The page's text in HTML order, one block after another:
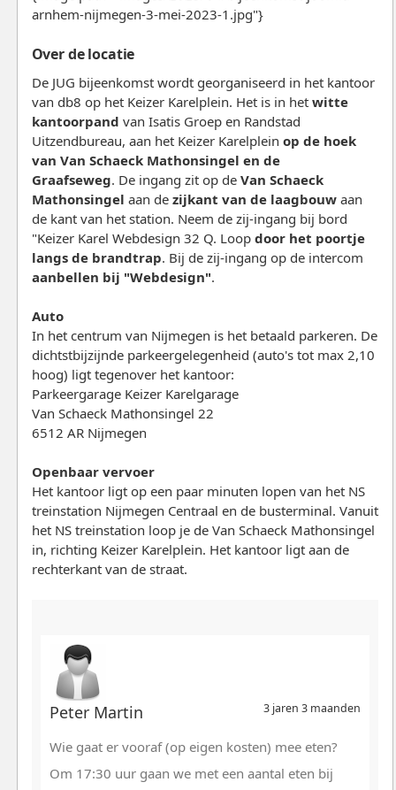
arnhem-nijmegen-3-mei-2023-1.jpg"}
Over de locatie
De JUG bijeenkomst wordt georganiseerd in het kantoor
van db8 op het Keizer Karelplein. Het is in het witte
kantoorpand van Isatis Groep en Randstad
Uitzendbureau, aan het Keizer Karelplein op de hoek
van Van Schaeck Mathonsingel en de
Graafseweg. De ingang zit op de Van Schaeck
Mathonsingel aan de zijkant van de laagbouw aan
de kant van het station. Neem de zij-ingang bij bord
"Keizer Karel Webdesign 32 Q. Loop door het poortje
langs de brandtrap. Bij de zij-ingang op de intercom
aanbellen bij "Webdesign".
Auto
In het centrum van Nijmegen is het betaald parkeren. De
dichtstbijzijnde parkeergelegenheid (auto's tot max 2,10
hoog) ligt tegenover het kantoor:
Parkeergarage Keizer Karelgarage
Van Schaeck Mathonsingel 22
6512 AR Nijmegen
Openbaar vervoer
Het kantoor ligt op een paar minuten lopen van het NS
treinstation Nijmegen Centraal en de busterminal. Vanuit
het NS treinstation loop je de Van Schaeck Mathonsingel
in, richting Keizer Karelplein. Het kantoor ligt aan de
rechterkant van de straat.
Peter Martin 3 jaren 3 maanden
Wie gaat er vooraf (op eigen kosten) mee eten?
Om 17:30 uur gaan we met een aantal eten bij